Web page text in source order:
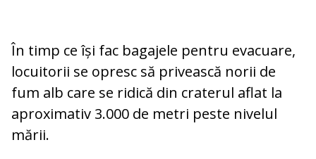
În timp ce își fac bagajele pentru evacuare,
locuitorii se opresc să privească norii de
fum alb care se ridică din craterul aflat la
aproximativ 3.000 de metri peste nivelul
mării.